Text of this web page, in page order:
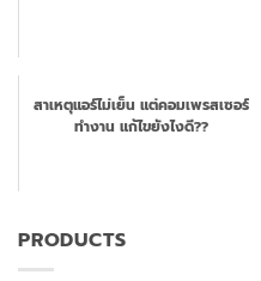
สาเหตุแอร์ไม่เย็น แต่คอมเพรสเซอร์
ทำงาน แก้ไขยังไงดี??
PRODUCTS